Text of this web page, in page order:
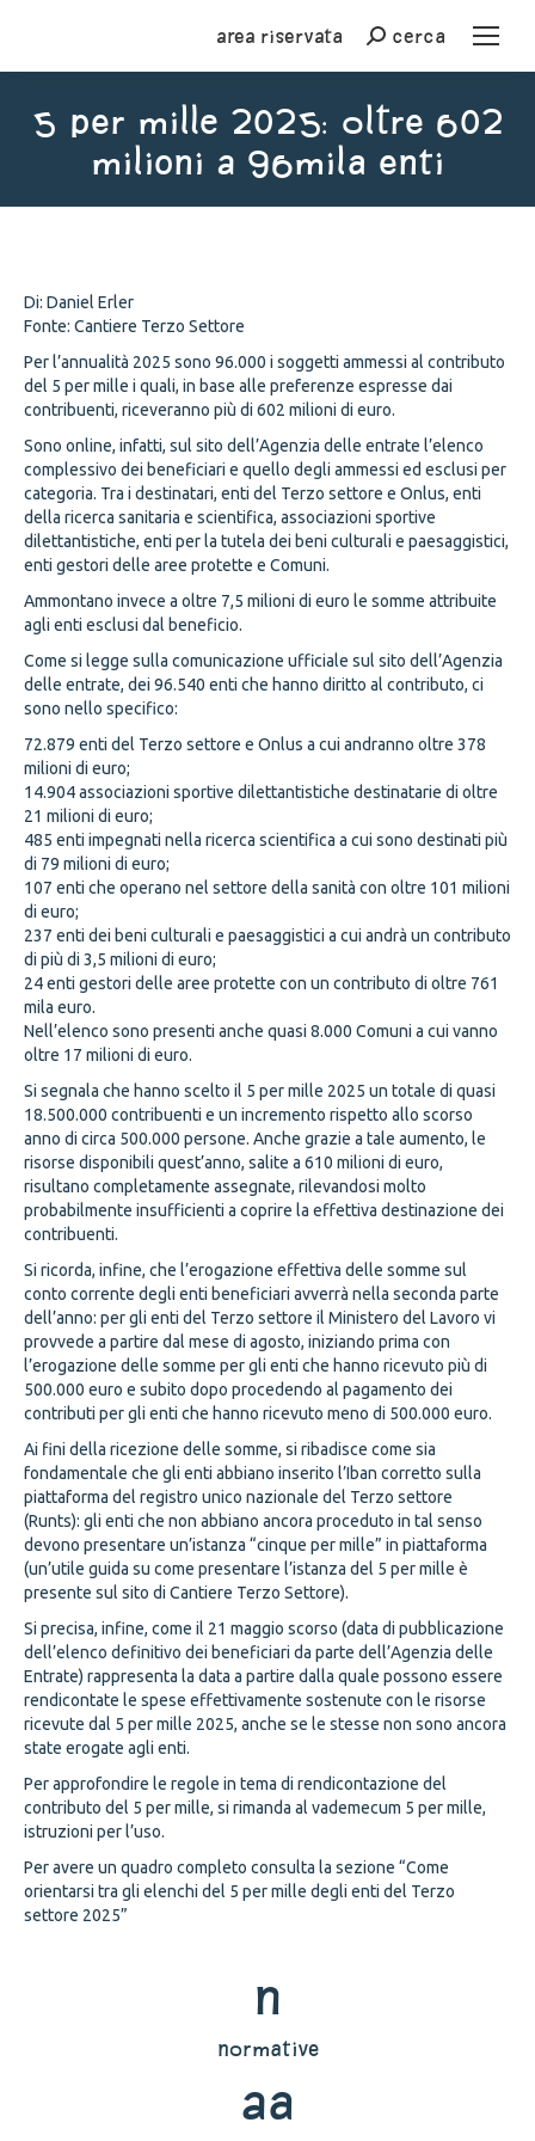
Area riservata Cercacerca
5 per mille 2025: oltre 602
milioni a 96mila enti
Di: Daniel Erler
Fonte: Cantiere Terzo Settore
Per l’annualità 2025 sono 96.000 i soggetti ammessi al contributo
del 5 per mille i quali, in base alle preferenze espresse dai
contribuenti, riceveranno più di 602 milioni di euro.
Sono online, infatti, sul sito dell’Agenzia delle entrate l’elenco
complessivo dei beneficiari e quello degli ammessi ed esclusi per
categoria. Tra i destinatari, enti del Terzo settore e Onlus, enti
della ricerca sanitaria e scientifica, associazioni sportive
dilettantistiche, enti per la tutela dei beni culturali e paesaggistici,
enti gestori delle aree protette e Comuni.
Ammontano invece a oltre 7,5 milioni di euro le somme attribuite
agli enti esclusi dal beneficio.
Come si legge sulla comunicazione ufficiale sul sito dell’Agenzia
delle entrate, dei 96.540 enti che hanno diritto al contributo, ci
sono nello specifico:
72.879 enti del Terzo settore e Onlus a cui andranno oltre 378
milioni di euro;
14.904 associazioni sportive dilettantistiche destinatarie di oltre
21 milioni di euro;
485 enti impegnati nella ricerca scientifica a cui sono destinati più
di 79 milioni di euro;
107 enti che operano nel settore della sanità con oltre 101 milioni
di euro;
237 enti dei beni culturali e paesaggistici a cui andrà un contributo
di più di 3,5 milioni di euro;
24 enti gestori delle aree protette con un contributo di oltre 761
mila euro.
Nell’elenco sono presenti anche quasi 8.000 Comuni a cui vanno
oltre 17 milioni di euro.
Si segnala che hanno scelto il 5 per mille 2025 un totale di quasi
18.500.000 contribuenti e un incremento rispetto allo scorso
anno di circa 500.000 persone. Anche grazie a tale aumento, le
risorse disponibili quest’anno, salite a 610 milioni di euro,
risultano completamente assegnate, rilevandosi molto
probabilmente insufficienti a coprire la effettiva destinazione dei
contribuenti.
Si ricorda, infine, che l’erogazione effettiva delle somme sul
conto corrente degli enti beneficiari avverrà nella seconda parte
dell’anno: per gli enti del Terzo settore il Ministero del Lavoro vi
provvede a partire dal mese di agosto, iniziando prima con
l’erogazione delle somme per gli enti che hanno ricevuto più di
500.000 euro e subito dopo procedendo al pagamento dei
contributi per gli enti che hanno ricevuto meno di 500.000 euro.
Ai fini della ricezione delle somme, si ribadisce come sia
fondamentale che gli enti abbiano inserito l’Iban corretto sulla
piattaforma del registro unico nazionale del Terzo settore
(Runts): gli enti che non abbiano ancora proceduto in tal senso
devono presentare un’istanza “cinque per mille” in piattaforma
(un’utile guida su come presentare l’istanza del 5 per mille è
presente sul sito di Cantiere Terzo Settore).
Si precisa, infine, come il 21 maggio scorso (data di pubblicazione
dell’elenco definitivo dei beneficiari da parte dell’Agenzia delle
Entrate) rappresenta la data a partire dalla quale possono essere
rendicontate le spese effettivamente sostenute con le risorse
ricevute dal 5 per mille 2025, anche se le stesse non sono ancora
state erogate agli enti.
Per approfondire le regole in tema di rendicontazione del
contributo del 5 per mille, si rimanda al vademecum 5 per mille,
istruzioni per l’uso.
Per avere un quadro completo consulta la sezione “Come
orientarsi tra gli elenchi del 5 per mille degli enti del Terzo
settore 2025”
n
normative
aa